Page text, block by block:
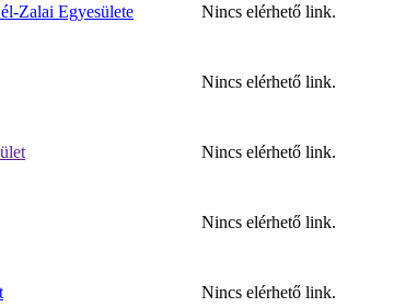
Zalai Egyesülete Nincs elérhető link.
Nincs elérhető link.
Nincs elérhető link.
Nincs elérhető link.
Nincs elérhető link.